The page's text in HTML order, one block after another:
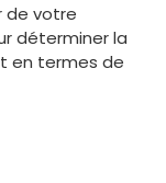
de votre
déterminer la
en termes de